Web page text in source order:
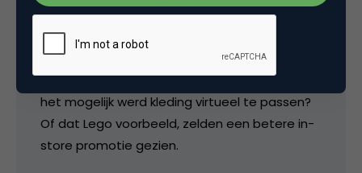
waar het papier al in zit en die al aan staat) in
de hoek van je kamer kan leggen, zodat je kan
zien hoe je nieuwe TV eruit ziet in jouw
interieur? Of dat voorbeeld van laatst waar
het mogelijk werd kleding virtueel te passen?
Of dat Lego voorbeeld, zelden een betere in-
store promotie gezien.